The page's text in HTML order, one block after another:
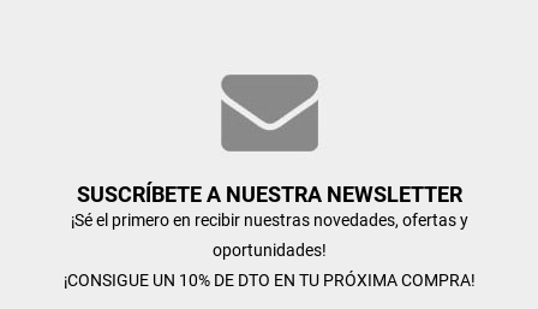
SUSCRÍBETE A NUESTRA NEWSLETTER
¡Sé el primero en recibir nuestras novedades, ofertas y
oportunidades!
¡CONSIGUE UN 10% DE DTO EN TU PRÓXIMA COMPRA!